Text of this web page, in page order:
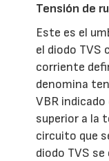
Tensión de
Este es el
el diodo TVS
corriente
denomina
VBR
superior a la
circuito que
diodo TVS